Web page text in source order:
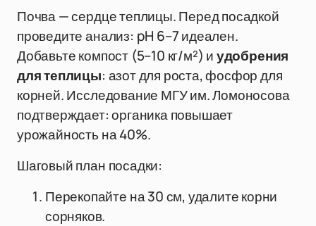
Почва — сердце теплицы. Перед посадкой
проведите анализ: pH 6–7 идеален.
Добавьте компост (5–10 кг/м²) иудобрения
для теплицы: азот для роста, фосфор для
корней. Исследование МГУ им. Ломоносова
подтверждает: органика повышает
урожайность на 40%.
Шаговый план посадки:
Перекопайте на 30 см, удалите корни
сорняков.